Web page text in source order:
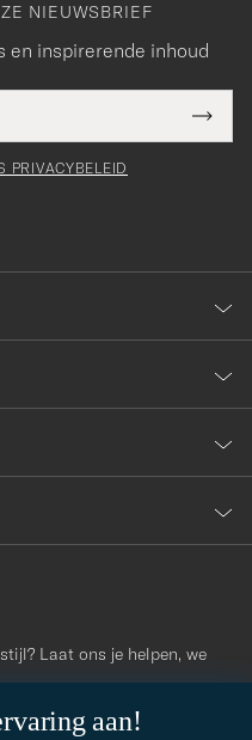
aan!
NIEUWSBRIEF
en inspirerende inhoud
PRIVACYBELEID
Laat ons je helpen, we